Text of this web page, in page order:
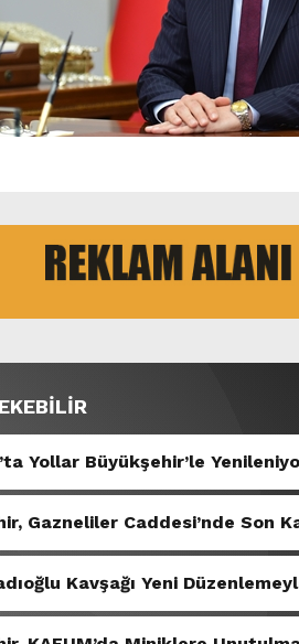
Yollar Büyükşehir’le
Gazneliler Caddesi’nde Son
Kavşağı Yeni